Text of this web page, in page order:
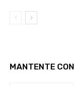
MANTENTE